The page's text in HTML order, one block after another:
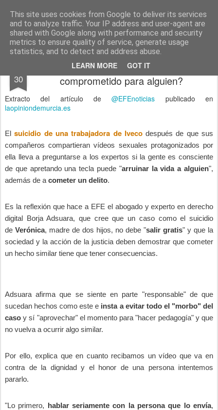
This site uses cookies from Google to deliver its services
and to analyze traffic. Your IP address and user-agent are
shared with Google along with performance and security
metrics to ensure quality of service, generate usage
statistics, and to detect and address abuse.
LEARN MORE GOT IT
menos tecnología y más pedagogía conceptos y reflexiones sobre la sociedad de la información
Pages
30
¿Qué hacer si se recibe un vídeo
comprometido para alguien?
Extracto del artículo de@EFEnoticias publicado en
laopiniondemurcia.es
Elsuicidio de una trabajadora de Ivecodespués de que sus
compañeros compartieran vídeos sexuales protagonizados por
ella lleva a preguntarse a los expertos si la gente es consciente
de que apretando una tecla puede "arruinar la vida a alguien",
además de a cometer un delito.
Es la reflexión que hace a EFE el abogado y experto en derecho
digital Borja Adsuara, que cree que un caso como el suicidio
de Verónica, madre de dos hijos, no debe "salir gratis" y que la
sociedad y la acción de la justicia deben demostrar que cometer
un hecho similar tiene que tener consecuencias.
Adsuara afirma que se siente en parte "responsable" de que
sucedan hechos como este e insta a evitar todo el "morbo" del
casoy sí "aprovechar" el momento para "hacer pedagogía" y que
no vuelva a ocurrir algo similar.
Por ello, explica que en cuanto recibamos un vídeo que va en
contra de la dignidad y el honor de una persona intentemos
pararlo.
"Lo primero, hablar seriamente con la persona que lo envía,